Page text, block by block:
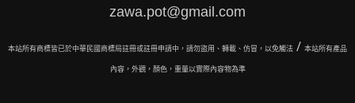
zawa.pot@gmail.com
本站所有商標皆已於中華民國商標局註冊或註冊申請中，請勿盜用、轉載、仿冒，以免觸法 / 本站所有產品
內容，外觀，顏色，重量以實際內容物為準